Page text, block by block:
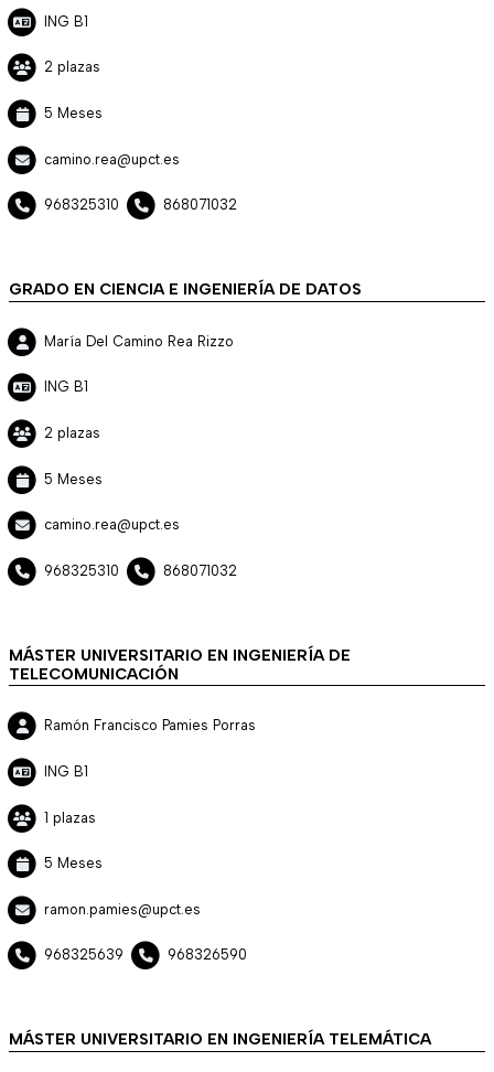
ING B1
2 plazas
5 Meses
camino.rea@upct.es
968325310 868071032
GRADO EN CIENCIA E INGENIERÍA DE DATOS
María Del Camino Rea Rizzo
ING B1
2 plazas
5 Meses
camino.rea@upct.es
968325310 868071032
MÁSTER UNIVERSITARIO EN INGENIERÍA DE
TELECOMUNICACIÓN
Ramón Francisco Pamies Porras
ING B1
1 plazas
5 Meses
ramon.pamies@upct.es
968325639 968326590
MÁSTER UNIVERSITARIO EN INGENIERÍA TELEMÁTICA